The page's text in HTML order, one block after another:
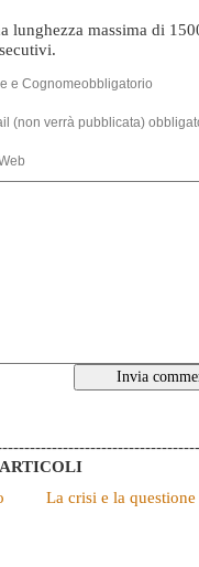
lunghezza massima di
e Cognomeobbligatorio
(non verrà pubblicata)
La crisi e la questione